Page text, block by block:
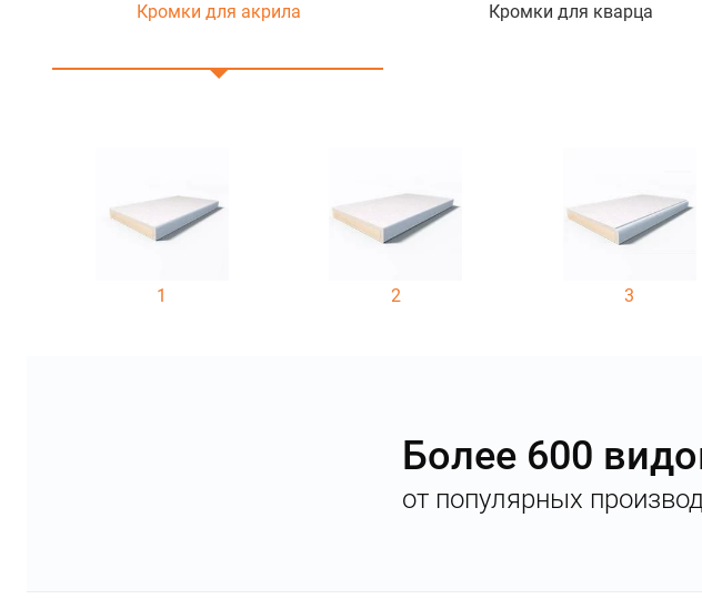
Кромки для акрила Кромки для кварца
1 2 3
Более 600
от популярных